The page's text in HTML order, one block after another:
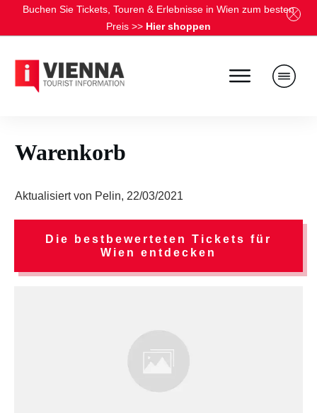
Warenkorb
Aktualisiert von Pelin, 22/03/2021
Die bestbewerteten Tickets für
Wien entdecken
Buchen Sie Tickets, Touren & Erlebnisse in Wien zum besten
Preis >> Hier shoppen